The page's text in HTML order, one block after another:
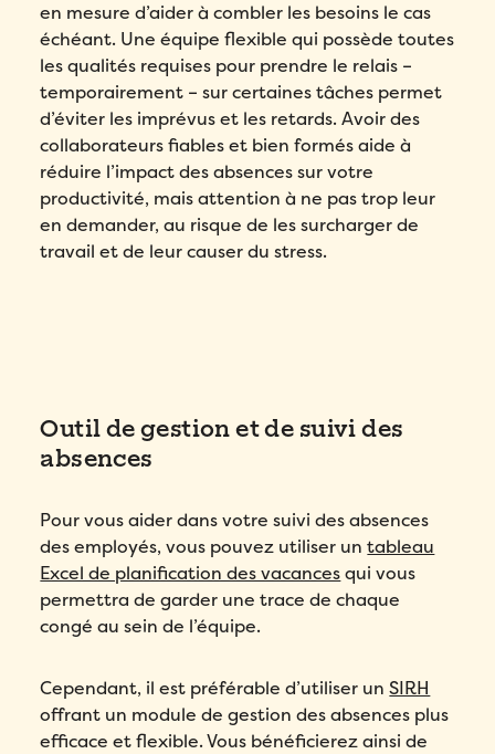
en mesure d’aider à combler les besoins le cas
échéant. Une équipe flexible qui possède toutes
les qualités requises pour prendre le relais –
temporairement – sur certaines tâches permet
d’éviter les imprévus et les retards. Avoir des
collaborateurs fiables et bien formés aide à
réduire l’impact des absences sur votre
productivité, mais attention à ne pas trop leur
en demander, au risque de les surcharger de
travail et de leur causer du stress.
Outil de gestion et de suivi des
absences
Pour vous aider dans votre suivi des absences
des employés, vous pouvez utiliser untableau
Excel de planification des vacancesqui vous
permettra de garder une trace de chaque
congé au sein de l’équipe.
Cependant, il est préférable d’utiliser unSIRH
offrant un module de gestion des absences plus
efficace et flexible. Vous bénéficierez ainsi de